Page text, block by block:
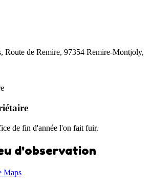
Route de Remire, 97354 Remire-Montjoly,
de fin d'année l'on fait fuir.
d'observation
Maps